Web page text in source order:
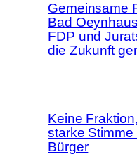
Gemeinsame
Bad
FDP und
die Zukunft
Keine
starke Stimme
Bürger